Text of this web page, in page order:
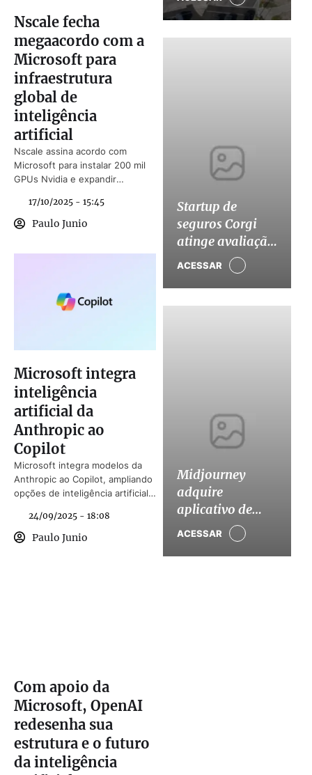
Nscale fecha
megaacordo com a
Microsoft para
infraestrutura
global de
inteligência
artificial
Nscale assina acordo com
Microsoft para instalar 200 mil
GPUs Nvidia e expandir
inteligência artificial.
17/10/2025 - 15:45
Paulo Junio
Microsoft integra
inteligência
artificial da
Anthropic ao
Copilot
Microsoft integra modelos da
Anthropic ao Copilot, ampliando
opções de inteligência artificial
24/09/2025 - 18:08
Paulo Junio
Com apoio da
Microsoft, OpenAI
redesenha sua
estrutura e o futuro
da inteligência
Manus após
pressão de
Pequim
Startup de
seguros Corgi
atinge avaliação
de US$ 4 bilhões
em nova rodada
de captação
ACESSAR
Midjourney
adquire
aplicativo de
astrologia Co-
expansão
ACESSAR